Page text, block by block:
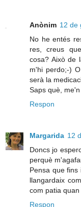
Anònim 12 de
No he entés
res, creus
cosa? Això de
m'hi perdo;-)
serà la
Saps què,
Respon
Margarida 12
Doncs jo
perquè
Pensa que
llangardaix
com patia
Respon